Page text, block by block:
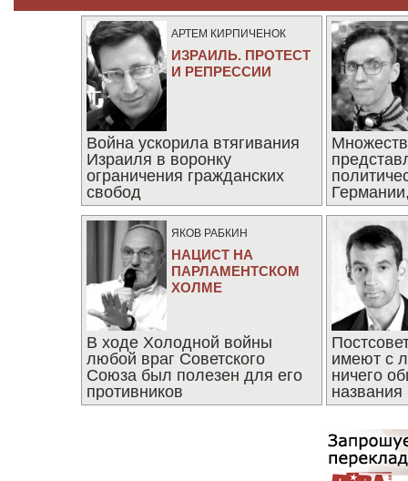
АРТЕМ КИРПИЧЕНОК
ИЗРАИЛЬ. ПРОТЕСТ
И РЕПРЕССИИ
Война ускорила втягивания
Израиля в воронку
ограничения гражданских
свобод
ЯКОВ РАБКИН
НАЦИСТ НА
ПАРЛАМЕНТСКОМ
ХОЛМЕ
В ходе Холодной войны
любой враг Советского
Союза был полезен для его
противников
имеют с
ничего
названия